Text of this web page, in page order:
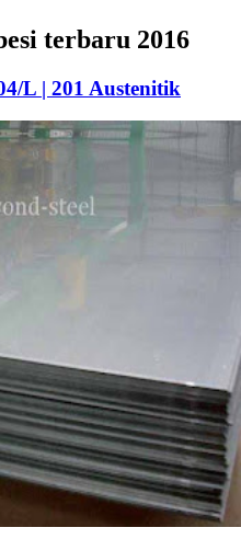
terbaru 2016
L | 201 Austenitik